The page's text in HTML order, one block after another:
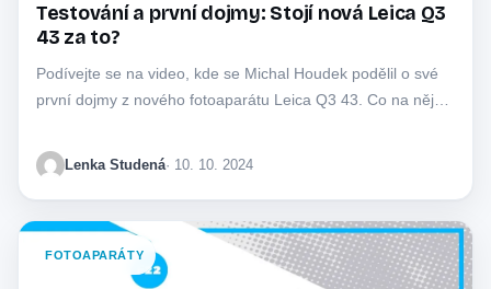
Testování a první dojmy: Stojí nová Leica Q3
43 za to?
Podívejte se na video, kde se Michal Houdek podělil o své
první dojmy z nového fotoaparátu Leica Q3 43. Co na něj…
Lenka Studená· 10. 10. 2024
FOTOAPARÁTY